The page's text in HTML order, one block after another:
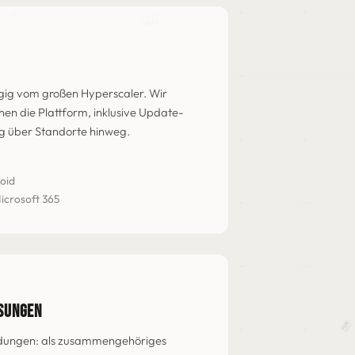
vom großen Hyperscaler. Wir
die Plattform, inklusive Update-
über Standorte hinweg.
365
als zusammengehöriges